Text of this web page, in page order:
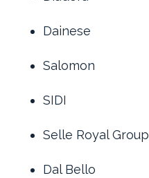
Dainese
Salomon
SIDI
Selle Royal Group
Dal Bello